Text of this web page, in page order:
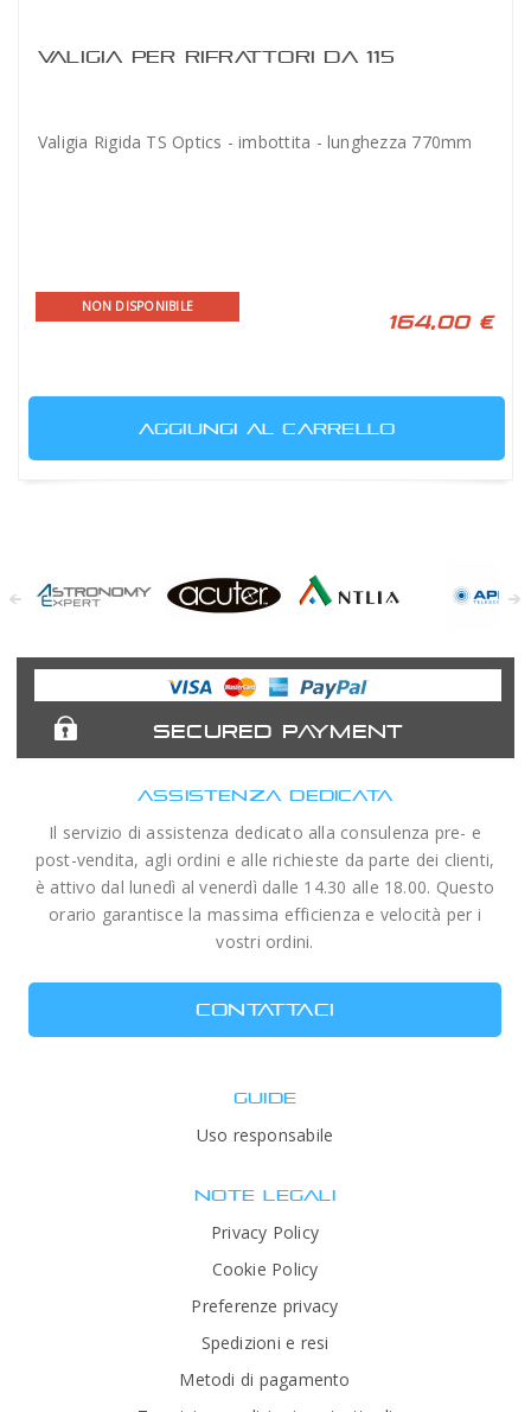
VALIGIA PER RIFRATTORI DA 115
Valigia Rigida TS Optics - imbottita - lunghezza 770mm
NON DISPONIBILE
164,00 €
AGGIUNGI AL CARRELLO
Expert
Telescopes
SECURED PAYMENT
ASSISTENZA DEDICATA
Il servizio di assistenza dedicato alla consulenza pre- e
post-vendita, agli ordini e alle richieste da parte dei clienti,
è attivo dal lunedì al venerdì dalle 14.30 alle 18.00. Questo
orario garantisce la massima efficienza e velocità per i
vostri ordini.
CONTATTACI
GUIDE
Uso responsabile
NOTE LEGALI
Privacy Policy
Cookie Policy
Preferenze privacy
Spedizioni e resi
Metodi di pagamento